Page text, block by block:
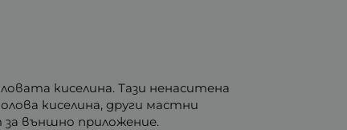
киселина. Тази ненаситена
киселина, други мастни
външно приложение.